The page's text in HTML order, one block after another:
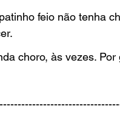
feio não tenha
choro, às vezes.